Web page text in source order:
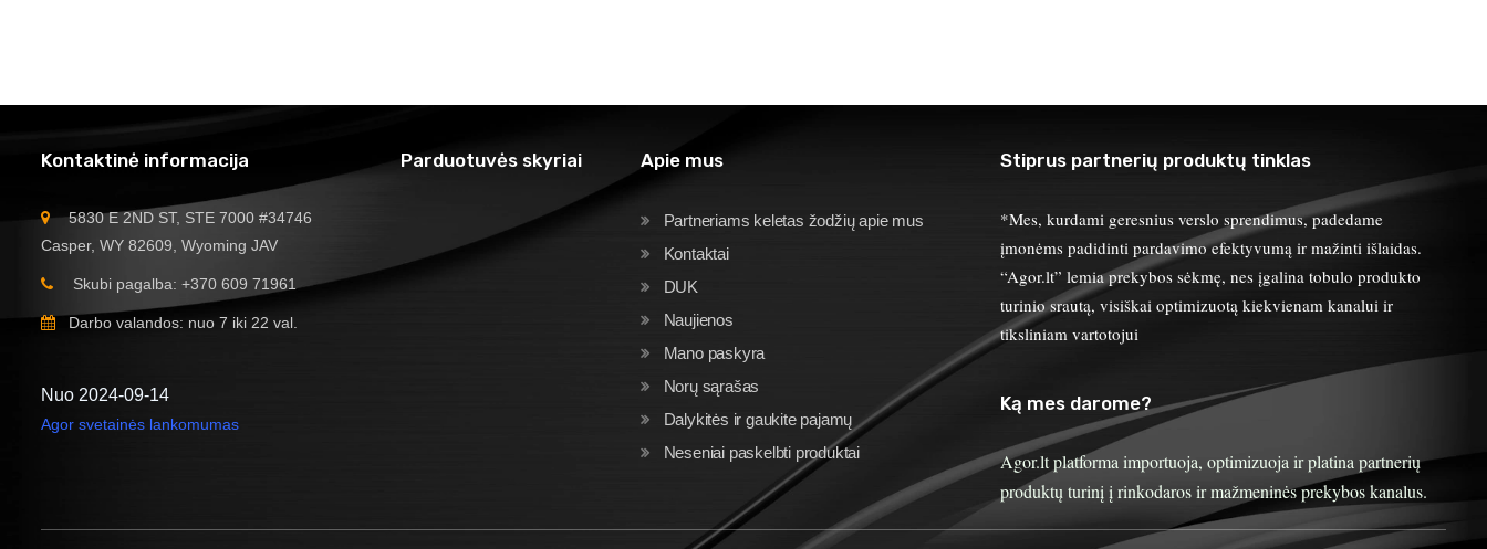
Kontaktinė informacija
5830 E 2ND ST, STE 7000 #34746
Casper, WY 82609, Wyoming JAV
Skubi pagalba: +370 609 71961
Darbo valandos: nuo 7 iki 22 val.
Nuo 2024-09-14
Agor svetainės lankomumas
Parduotuvės skyriai Apie mus
Partneriams keletas žodžių apie mus
Kontaktai
DUK
Naujienos
Mano paskyra
Norų sąrašas
Dalykitės ir gaukite pajamų
Neseniai paskelbti produktai
Stiprus partnerių produktų tinklas
*Mes, kurdami geresnius verslo sprendimus, padedame
įmonėms padidinti pardavimo efektyvumą ir mažinti išlaidas.
“Agor.lt” lemia prekybos sėkmę, nes įgalina tobulo produkto
turinio srautą, visiškai optimizuotą kiekvienam kanalui ir
tiksliniam vartotojui
Ką mes darome?
Agor.lt platforma importuoja, optimizuoja ir platina partnerių
produktų turinį į rinkodaros ir mažmeninės prekybos kanalus.